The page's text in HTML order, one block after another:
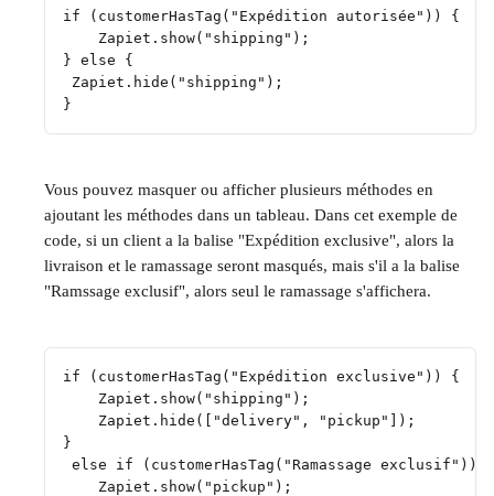
if (customerHasTag("Expédition autorisée")) {
    Zapiet.show("shipping");
} else {
Zapiet.hide("shipping");
}
Vous pouvez masquer ou afficher plusieurs méthodes en
ajoutant les méthodes dans un tableau. Dans cet exemple de
code, si un client a la balise "Expédition exclusive", alors la
livraison et le ramassage seront masqués, mais s'il a la balise
"Ramssage exclusif", alors seul le ramassage s'affichera.
if (customerHasTag("Expédition exclusive")) {
    Zapiet.show("shipping");
    Zapiet.hide(["delivery", "pickup"]);
}
else if (customerHasTag("Ramassage exclusif")) {
    Zapiet.show("pickup");